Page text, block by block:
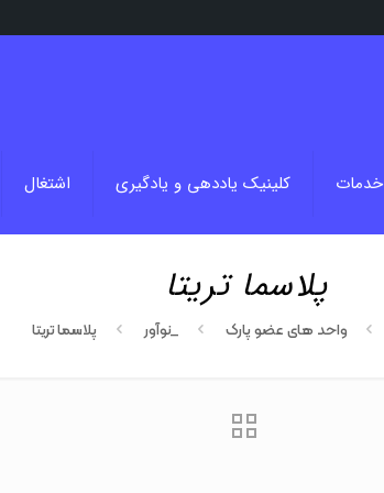
خدمات کلینیک یاددهی و یادگیری اشتغال
پلاسما تریتا
واحد های عضو پارک _نوآور پلاسما تریتا